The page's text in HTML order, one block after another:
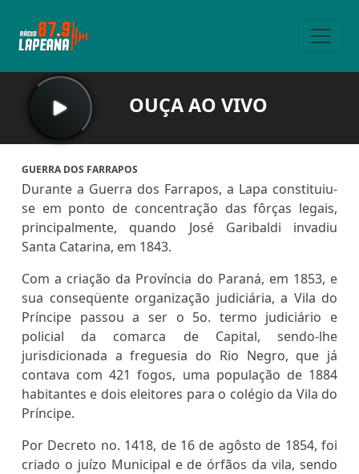
OUÇA AO VIVO
GUERRA DOS FARRAPOS
Durante a Guerra dos Farrapos, a Lapa constituiu-
se em ponto de concentração das fôrças legais,
principalmente, quando José Garibaldi invadiu
Santa Catarina, em 1843.
Com a criação da Província do Paraná, em 1853, e
sua conseqüente organização judiciária, a Vila do
Príncipe passou a ser o 5o. termo judiciário e
policial da comarca de Capital, sendo-lhe
jurisdicionada a freguesia do Rio Negro, que já
contava com 421 fogos, uma população de 1884
habitantes e dois eleitores para o colégio da Vila do
Príncipe.
Por Decreto no. 1418, de 16 de agôsto de 1854, foi
criado o juízo Municipal e de órfãos da vila, sendo